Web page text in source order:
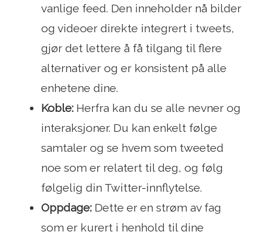
vanlige feed. Den inneholder nå bilder
og videoer direkte integrert i tweets,
gjør det lettere å få tilgang til flere
alternativer og er konsistent på alle
enhetene dine.
Koble: Herfra kan du se alle nevner og
interaksjoner. Du kan enkelt følge
samtaler og se hvem som tweeted
noe som er relatert til deg, og følg
følgelig din Twitter-innflytelse.
Oppdage: Dette er en strøm av fag
som er kurert i henhold til dine